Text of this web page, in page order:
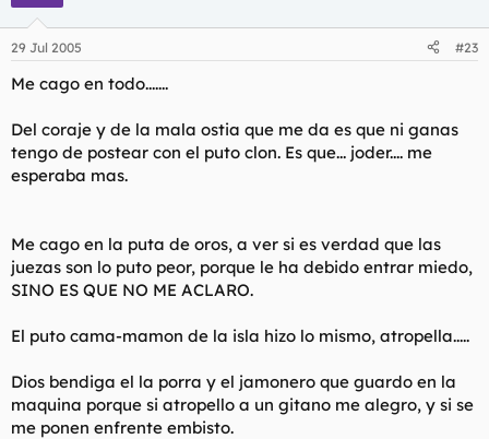
29 Jul 2005 #23
Me cago en todo.......
Del coraje y de la mala ostia que me da es que ni ganas
tengo de postear con el puto clon. Es que... joder.... me
esperaba mas.
Me cago en la puta de oros, a ver si es verdad que las
juezas son lo puto peor, porque le ha debido entrar miedo,
SINO ES QUE NO ME ACLARO.
El puto cama-mamon de la isla hizo lo mismo, atropella.....
Dios bendiga el la porra y el jamonero que guardo en la
maquina porque si atropello a un gitano me alegro, y si se
me ponen enfrente embisto.